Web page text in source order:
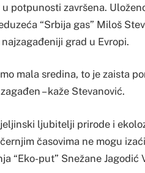
potpunosti završena.
“Srbija gas” Miloš
grad u Evropi.
mala sredina, to je zaista
– kaže Stevanović.
ljubitelji prirode i
časovima ne mogu
“Eko-put” Snežane Jagodić